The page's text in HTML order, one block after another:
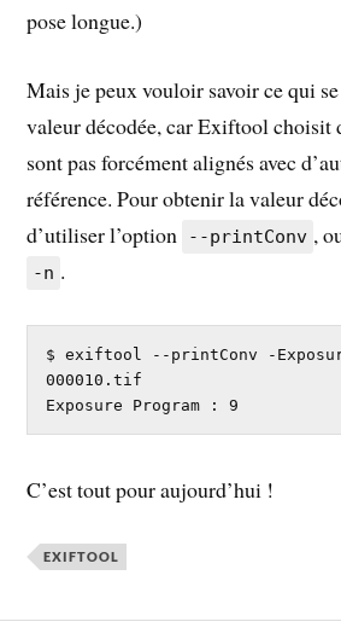
pose longue.)
Mais je peux vouloir savoir ce qui
valeur décodée, car Exiftool choisit
sont pas forcément alignés avec
référence. Pour obtenir la valeur
d’utiliser l’option
--printConv ,
-n .
$ exiftool --printConv -
000010.tif
Exposure Program : 9
C’est tout pour aujourd’hui !
EXIFTOOL